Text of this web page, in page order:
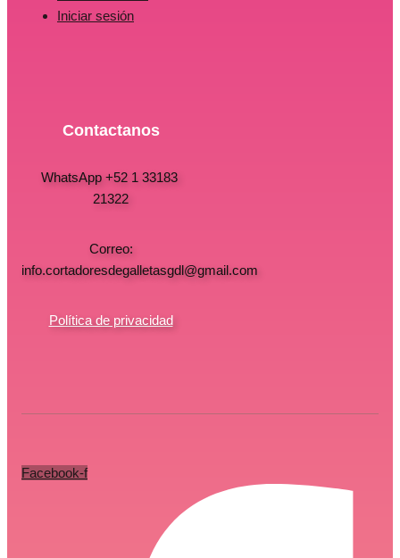
Iniciar sesión
Contactanos
WhatsApp +52 1 33183
21322
Correo:
info.cortadoresdegalletasgdl@gmail.com
Política de privacidad
Facebook-f